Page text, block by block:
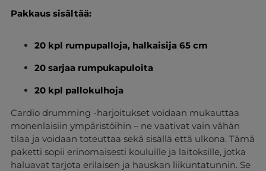
Pakkaus sisältää:
20 kpl rumpupalloja, halkaisija 65 cm
20 sarjaa rumpukapuloita
20 kpl pallokulhoja
Cardio drumming -harjoitukset voidaan mukauttaa
monenlaisiin ympäristöihin – ne vaativat vain vähän
tilaa ja voidaan toteuttaa sekä sisällä että ulkona. Tämä
paketti sopii erinomaisesti kouluille ja laitoksille, jotka
haluavat tarjota erilaisen ja hauskan liikuntatunnin. Se